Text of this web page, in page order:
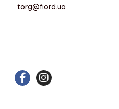
torg@fiord.ua